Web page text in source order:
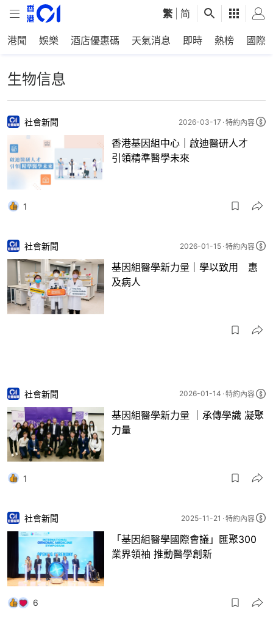
繁 简
港聞 娛樂 酒店優惠碼 天氣消息 即時 熱榜 國際
生物信息
社會新聞 2026-03-17 特約內容
香港基因組中心｜啟迪醫研人才
引領精準醫學未來
1
社會新聞 2026-01-15 特約內容
基因組醫學新力量｜學以致用 惠
及病人
社會新聞 2026-01-14 特約內容
基因組醫學新力量 ｜承傳學識 凝聚
力量
1
社會新聞 2025-11-21 特約內容
「基因組醫學國際會議」匯聚300
業界領袖 推動醫學創新
6